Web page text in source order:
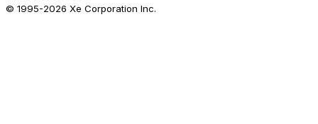
© 1995-2026 Xe Corporation Inc.